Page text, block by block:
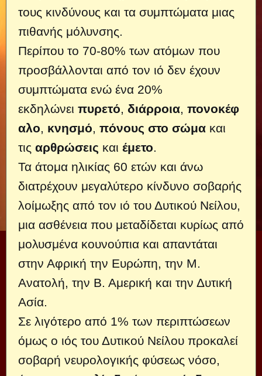
τους κινδύνους και τα συμπτώματα μιας
πιθανής μόλυνσης.
Περίπου το 70-80% των ατόμων που
προσβάλλονται από τον ιό δεν έχουν
συμπτώματα ενώ ένα 20%
εκδηλώνει πυρετό, διάρροια, πονοκέφ
αλο, κνησμό, πόνους στο σώμα και
τις αρθρώσεις και έμετο.
Τα άτομα ηλικίας 60 ετών και άνω
διατρέχουν μεγαλύτερο κίνδυνο σοβαρής
λοίμωξης από τον ιό του Δυτικού Νείλου,
μια ασθένεια που μεταδίδεται κυρίως από
μολυσμένα κουνούπια και απαντάται
στην Αφρική την Ευρώπη, την Μ.
Ανατολή, την Β. Αμερική και την Δυτική
Ασία.
Σε λιγότερο από 1% των περιπτώσεων
όμως ο ιός του Δυτικού Νείλου προκαλεί
σοβαρή νευρολογικής φύσεως νόσο,